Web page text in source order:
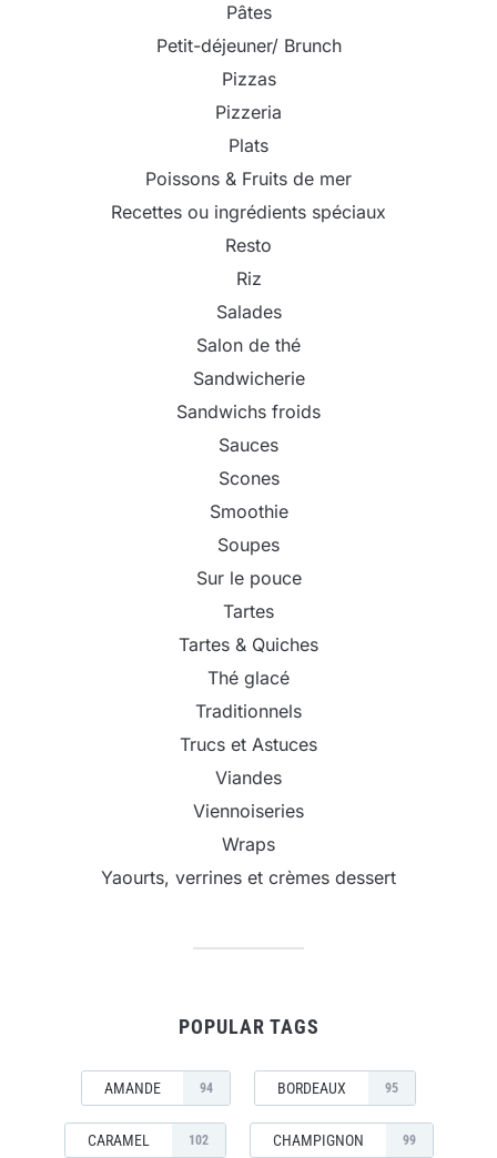
Pâtes
Petit-déjeuner/ Brunch
Pizzas
Pizzeria
Plats
Poissons & Fruits de mer
Recettes ou ingrédients spéciaux
Resto
Riz
Salades
Salon de thé
Sandwicherie
Sandwichs froids
Sauces
Scones
Smoothie
Soupes
Sur le pouce
Tartes
Tartes & Quiches
Thé glacé
Traditionnels
Trucs et Astuces
Viandes
Viennoiseries
Wraps
Yaourts, verrines et crèmes dessert
POPULAR TAGS
AMANDE 94 BORDEAUX 95
CARAMEL 102 CHAMPIGNON 99